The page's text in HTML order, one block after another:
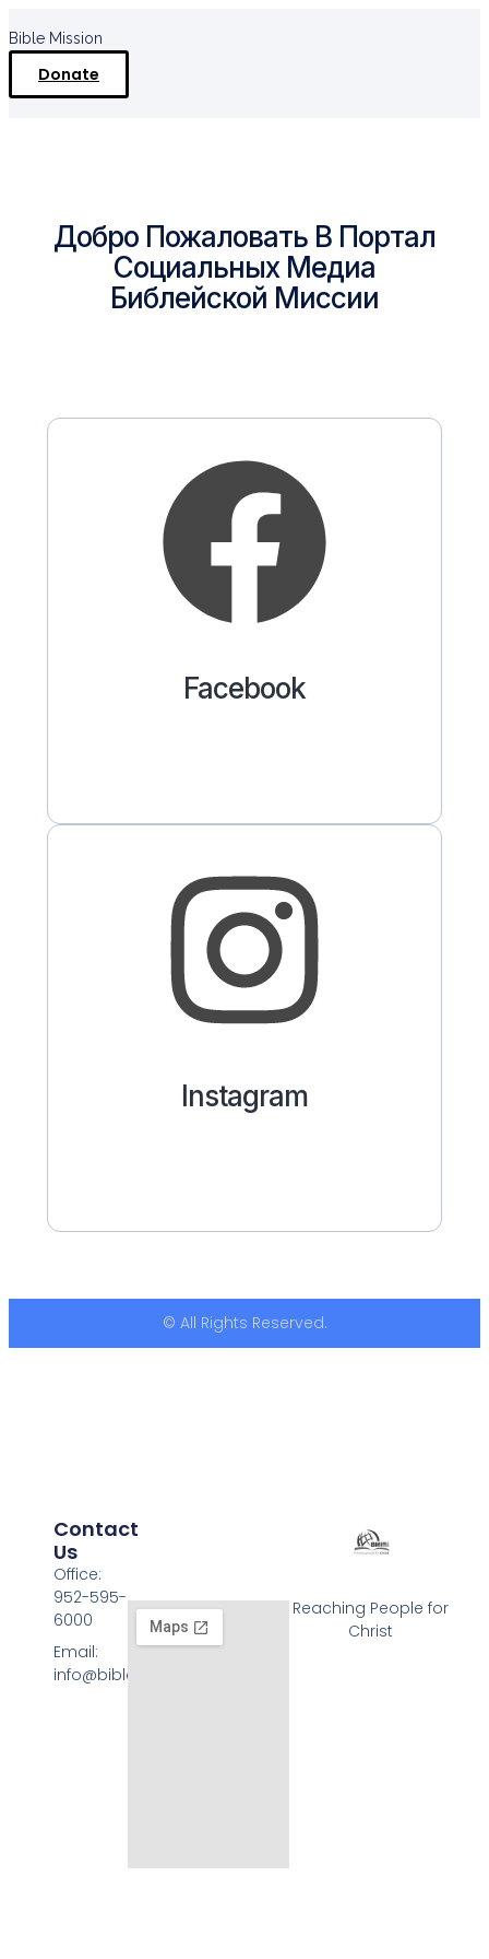
Bible Mission
Donate
Добро Пожаловать В Портал
Социальных Медиа
Библейской Миссии
Facebook
Instagram
© All Rights Reserved.
Reaching People for
Christ
Contact
Us
Office:
952-595-
6000
Email:
info@biblemission.us